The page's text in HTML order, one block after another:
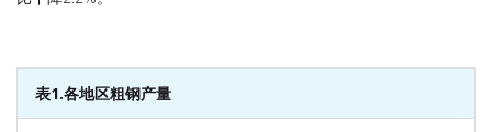
表1.各地区粗钢产量